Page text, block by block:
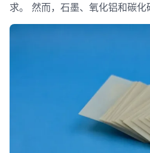
求。 然而，石墨、氧化铝和碳化